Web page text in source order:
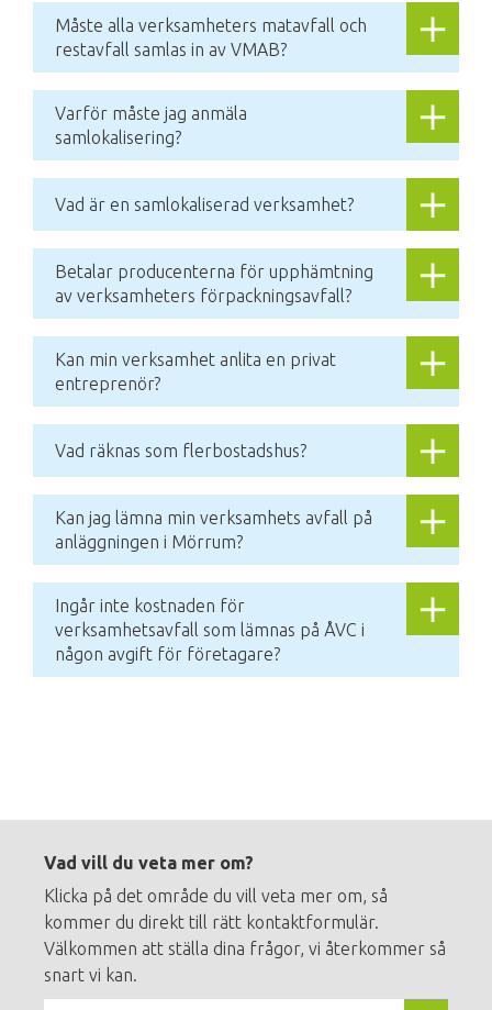
Måste alla verksamheters matavfall och
restavfall samlas in av VMAB?
Varför måste jag anmäla
samlokalisering?
Vad är en samlokaliserad verksamhet?
Betalar producenterna för upphämtning
av verksamheters förpackningsavfall?
Kan min verksamhet anlita en privat
entreprenör?
Vad räknas som flerbostadshus?
Kan jag lämna min verksamhets avfall på
anläggningen i Mörrum?
Ingår inte kostnaden för
verksamhetsavfall som lämnas på ÅVC i
någon avgift för företagare?
menuVad vill du veta mer om?
Klicka på det område du vill veta mer om, så
kommer du direkt till rätt kontaktformulär.
Välkommen att ställa dina frågor, vi återkommer så
snart vi kan.